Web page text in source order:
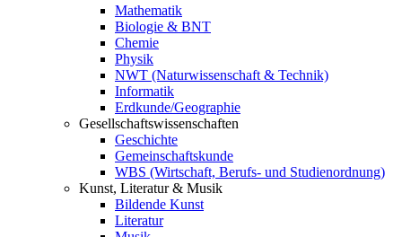
Mathematik
Biologie & BNT
Chemie
Physik
NWT (Naturwissenschaft & Technik)
Informatik
Erdkunde/Geographie
Gesellschaftswissenschaften
Geschichte
Gemeinschaftskunde
WBS (Wirtschaft, Berufs- und Studienordnung)
Kunst, Literatur & Musik
Bildende Kunst
Literatur